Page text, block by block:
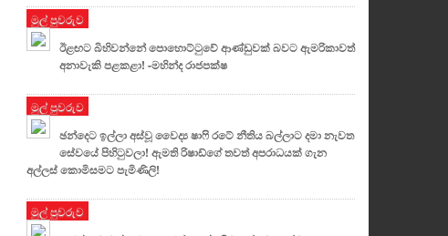
මුල් පුවරුව
ඊළඟට බිහිවන්නේ පොහොට්ටුවේ ආණ්ඩුවක් බවට ඇමරිකාවත්
අනාවැකි පළකළා! -මහින්ද රාජපක්ෂ
මුල් පුවරුව
ඡන්දෙට ඉල්ලා අස්වූ වෛද්‍ය ෂාෆි රටේ නීතිය බල්ලාට දමා නැවත
සේවයේ පිහිටුවලා! ඇමති රිෂාඩ්ගේ තවත් අපරාධයක් ගැන
අල්ලස් කොමිසමට පැමිණිලි!
මුල් පුවරුව